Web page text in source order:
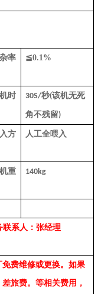
率 ≦0.1%
时 30S/秒(该机无死
角不残留)
方 人工全喂入
重 140kg
联系人：张经理
费维修或更换。如果
旅费。等相关费用，